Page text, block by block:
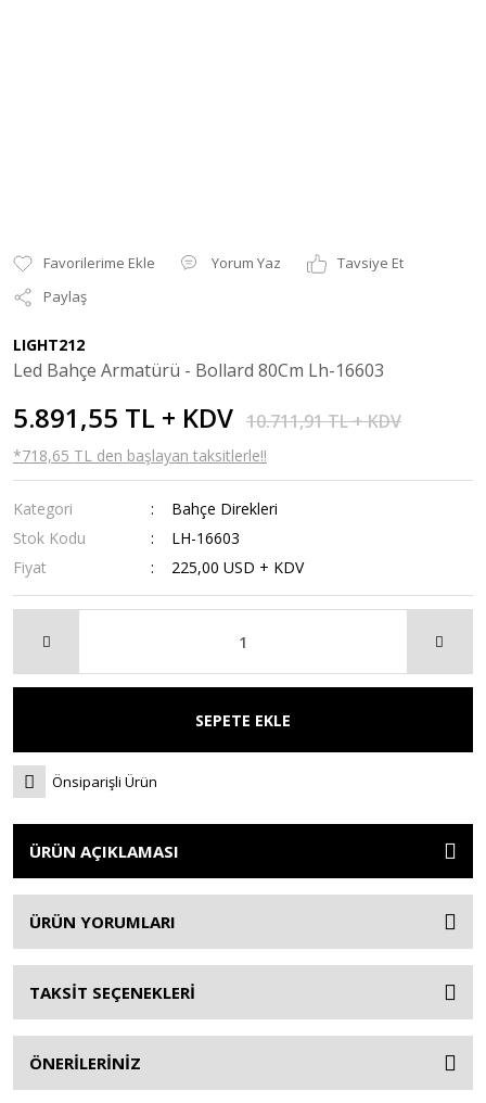
Yorum Yaz
Tavsiye Et
Paylaş
LIGHT212
Led Bahçe Armatürü - Bollard 80Cm Lh-16603
5.891,55 TL + KDV 10.711,91 TL + KDV
*718,65 TL den başlayan taksitlerle!!
Kategori
Bahçe Direkleri
Stok Kodu
LH-16603
Fiyat
225,00 USD + KDV
SEPETE EKLE
Önsiparişli Ürün
ÜRÜN AÇIKLAMASI
ÜRÜN YORUMLARI
TAKSİT SEÇENEKLERİ
ÖNERİLERİNİZ